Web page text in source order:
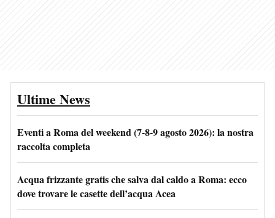
Ultime News
Eventi a Roma del weekend (7-8-9 agosto 2026): la nostra
raccolta completa
Acqua frizzante gratis che salva dal caldo a Roma: ecco
dove trovare le casette dell’acqua Acea